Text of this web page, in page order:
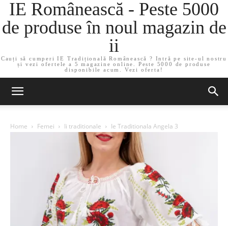
IE Românească - Peste 5000
de produse în noul magazin de
ii
Cauți să cumperi IE Tradițională Românească ? Intră pe site-ul nostru
și vezi ofertele a 5 magazine online. Peste 5000 de produse
disponibile acum. Vezi oferta!
Home Femei Ii traditionale Ie Traditionala Angela 3